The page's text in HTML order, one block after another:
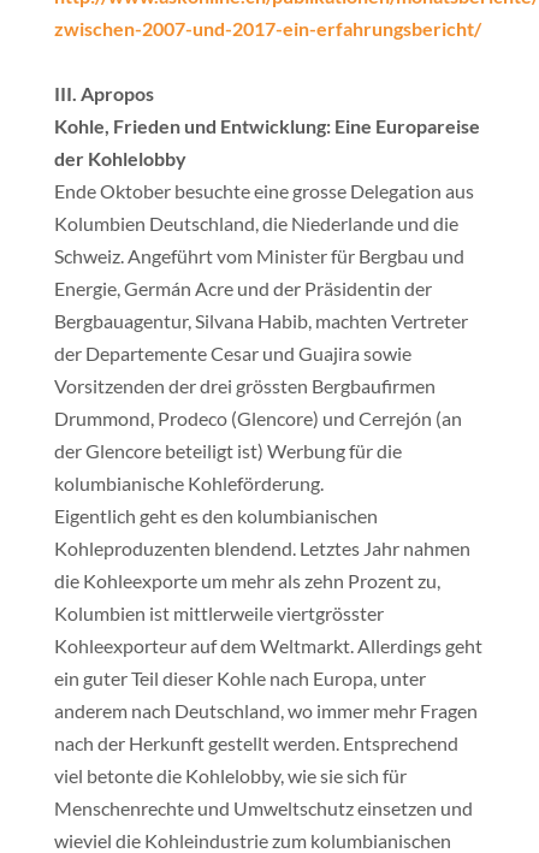
zwischen-2007-und-2017-ein-erfahrungsbericht/
III. Apropos
Kohle, Frieden und Entwicklung: Eine Europareise
der Kohlelobby
Ende Oktober besuchte eine grosse Delegation aus
Kolumbien Deutschland, die Niederlande und die
Schweiz. Angeführt vom Minister für Bergbau und
Energie, Germán Acre und der Präsidentin der
Bergbauagentur, Silvana Habib, machten Vertreter
der Departemente Cesar und Guajira sowie
Vorsitzenden der drei grössten Bergbaufirmen
Drummond, Prodeco (Glencore) und Cerrejón (an
der Glencore beteiligt ist) Werbung für die
kolumbianische Kohleförderung.
Eigentlich geht es den kolumbianischen
Kohleproduzenten blendend. Letztes Jahr nahmen
die Kohleexporte um mehr als zehn Prozent zu,
Kolumbien ist mittlerweile viertgrösster
Kohleexporteur auf dem Weltmarkt. Allerdings geht
ein guter Teil dieser Kohle nach Europa, unter
anderem nach Deutschland, wo immer mehr Fragen
nach der Herkunft gestellt werden. Entsprechend
viel betonte die Kohlelobby, wie sie sich für
Menschenrechte und Umweltschutz einsetzen und
wieviel die Kohleindustrie zum kolumbianischen